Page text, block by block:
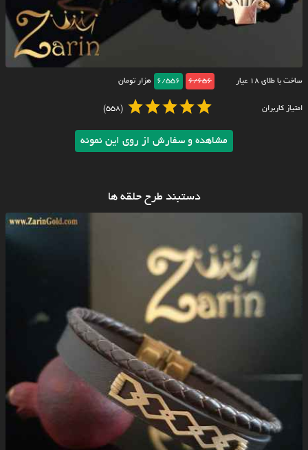
ساخت با طلای ۱۸ عیار 6/656
6/556 هزار تومان
امتیاز کاربران (558)
مشاهده و سفارش از روی این نمونه
دستبند طرح حلقه ها